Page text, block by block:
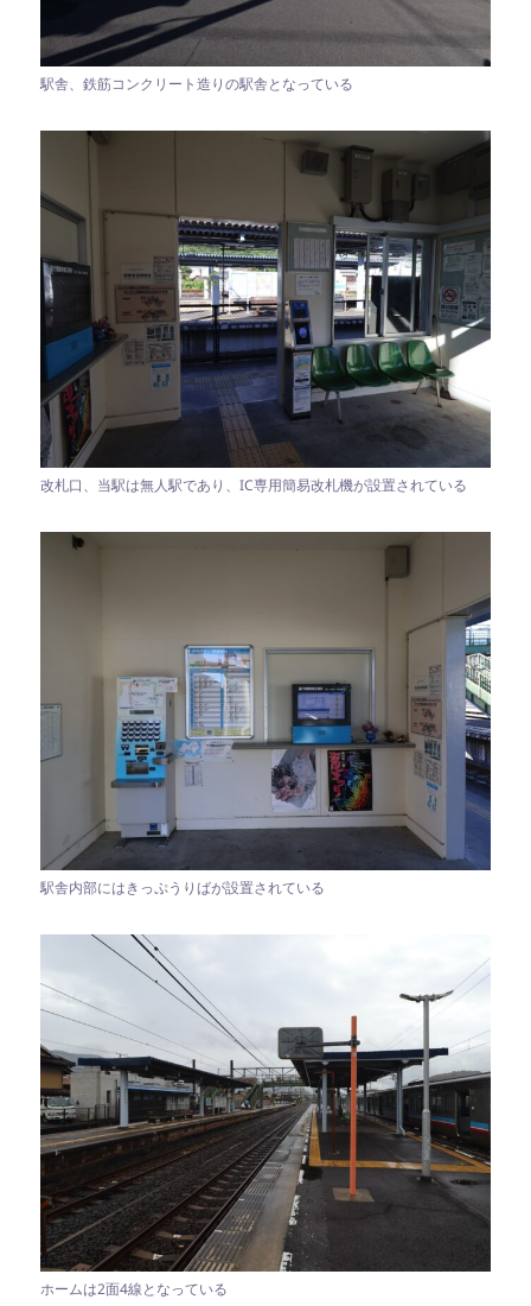
駅舎、鉄筋コンクリート造りの駅舎となっている
改札口、当駅は無人駅であり、IC専用簡易改札機が設置されている
駅舎内部にはきっぷうりばが設置されている
ホームは2面4線となっている